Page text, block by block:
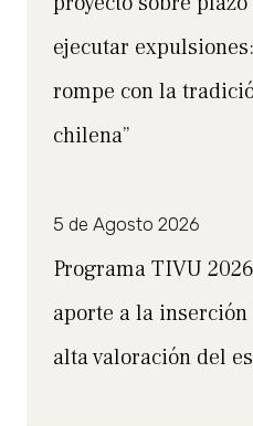
ejecutar
rompe con la
chilena”
5 de Agosto 2026
Programa TIVU
aporte a la
alta valoración del